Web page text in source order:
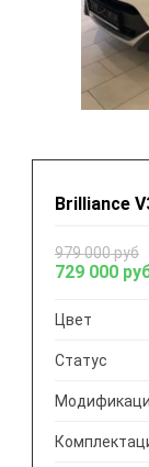
Brilliance
979 000 руб
729 000
Цвет
Статус